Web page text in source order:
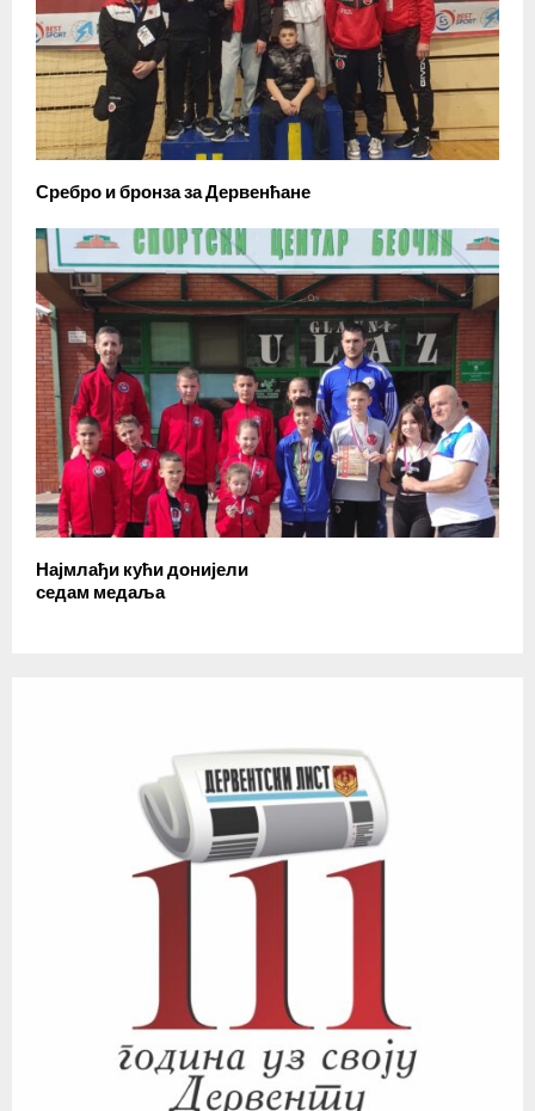
Сребро и бронза за Дервенћане
Најмлађи кући донијели
седам медаља